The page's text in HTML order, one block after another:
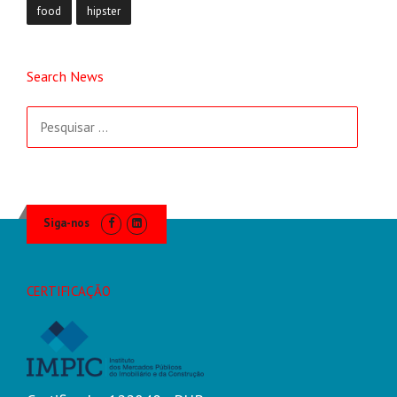
food hipster
Search News
Siga-nos
CERTIFICAÇÃO